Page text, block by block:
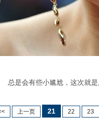
是会有些小尴尬，这次就是
上一页 21 22 23